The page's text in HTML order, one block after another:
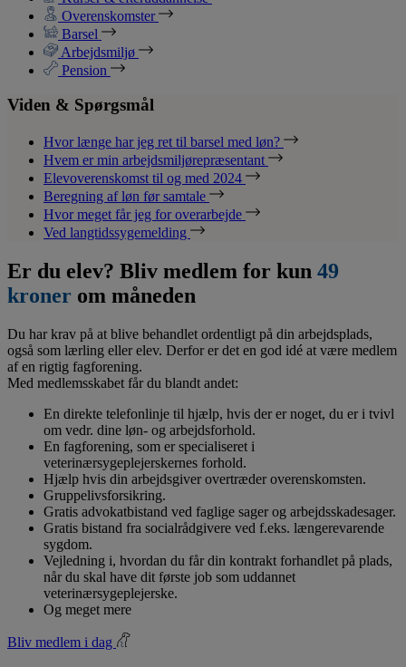
Overenskomster
Barsel
Arbejdsmiljø
Pension
Viden & Spørgsmål
Hvor længe har jeg ret til barsel med løn?
Hvem er min arbejdsmiljørepræsentant
Elevoverenskomst til og med 2024
Beregning af løn før samtale
Hvor meget får jeg for overarbejde
Ved langtidssygemelding
Er du elev? Bliv medlem for kun 49
kroner om måneden
Du har krav på at blive behandlet ordentligt på din arbejdsplads,
også som lærling eller elev. Derfor er det en god idé at være medlem
af en rigtig fagforening.
Med medlemsskabet får du blandt andet:
En direkte telefonlinje til hjælp, hvis der er noget, du er i tvivl
om vedr. dine løn- og arbejdsforhold.
En fagforening, som er specialiseret i
veterinærsygeplejerskernes forhold.
Hjælp hvis din arbejdsgiver overtræder overenskomsten.
Gruppelivsforsikring.
Gratis advokatbistand ved faglige sager og arbejdsskadesager.
Gratis bistand fra socialrådgivere ved f.eks. længerevarende
sygdom.
Vejledning i, hvordan du får din kontrakt forhandlet på plads,
når du skal have dit første job som uddannet
veterinærsygeplejerske.
Og meget mere
Bliv medlem i dag